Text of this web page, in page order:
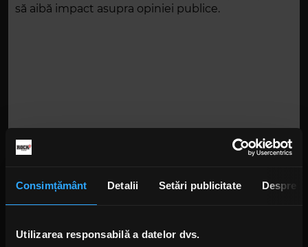
Consimțământ Detalii Setări publicitate Despre
Utilizarea responsabilă a datelor dvs.
să aibă impact asupra opiniei publice.